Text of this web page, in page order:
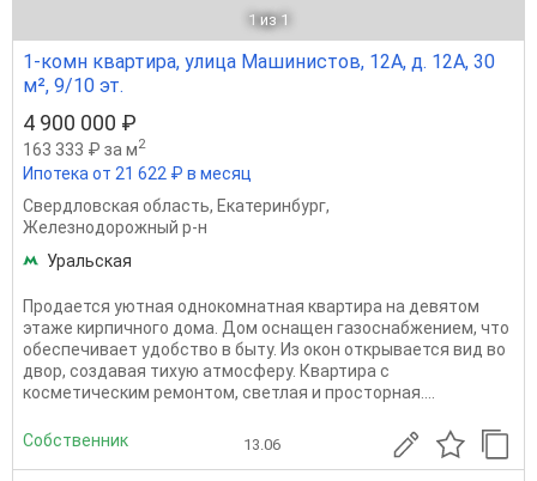
1 из 1
1-комн квартира, улица Машинистов, 12А, д. 12А, 30
м², 9/10 эт.
4 900 000 ₽
163 333 ₽ за м2
Ипотека от 21 622 ₽ в месяц
Свердловская область, Екатеринбург,
Железнодорожный р-н
Уральская
Продается уютная однокомнатная квартира на девятом
этаже кирпичного дома. Дом оснащен газоснабжением, что
обеспечивает удобство в быту. Из окон открывается вид во
двор, создавая тихую атмосферу. Квартира с
косметическим ремонтом, светлая и просторная....
Собственник 13.06